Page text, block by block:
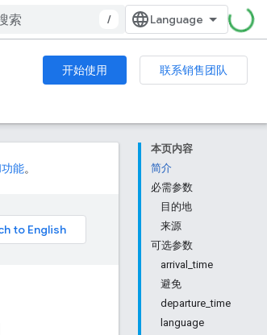
/
开始使用
联系销售团队
本页内容
简介
必需参数
目的地
来源
可选参数
arrival_time
避免
departure_time
language
功能。